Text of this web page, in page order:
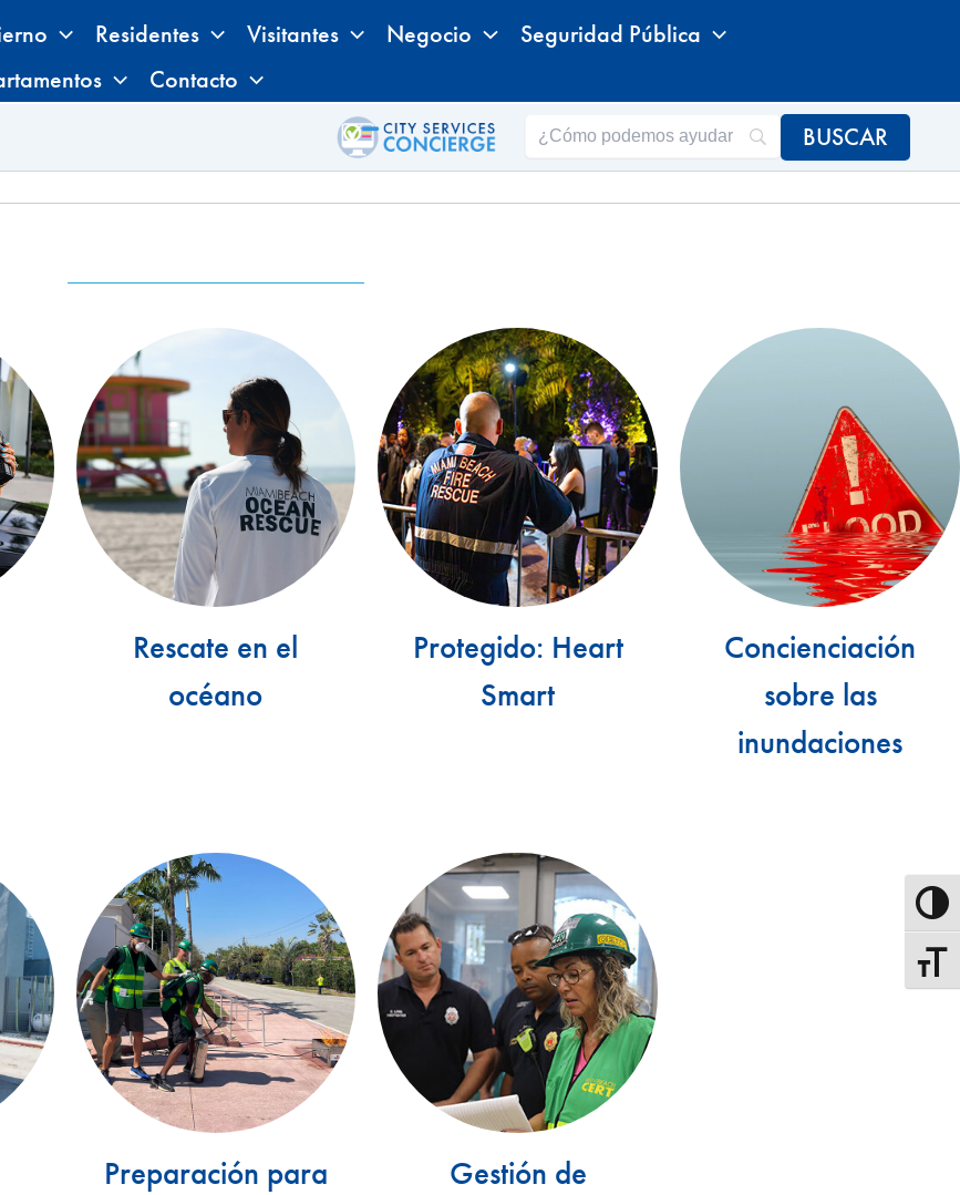
Residentes Visitantes Negocio
Seguridad Pública
Contacto
Rescate en el
océano
Protegido: Heart
Smart
Concienciación
sobre las
inundaciones
Preparación para
Gestión de